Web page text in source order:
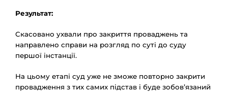
Результат:
Скасовано ухвали про закриття проваджень та
направлено справи на розгляд по суті до суду
першої інстанції.
На цьому етапі суд уже не зможе повторно закрити
провадження з тих самих підстав і буде зобов’язаний